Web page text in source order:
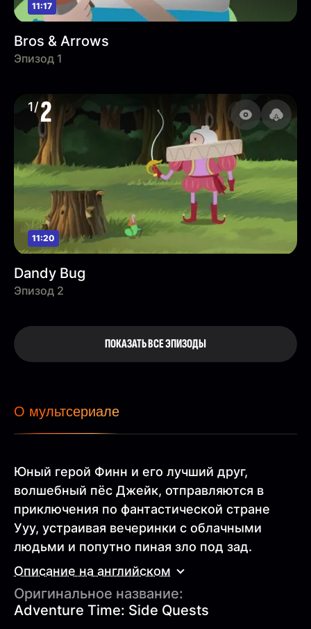
11:17
Bros & Arrows
Эпизод 1
1/2
11:20
Dandy Bug
Эпизод 2
ПОКАЗАТЬ ВСЕ ЭПИЗОДЫ
О мультсериале
Юный герой Финн и его лучший друг,
волшебный пёс Джейк, отправляются в
приключения по фантастической стране
Ууу, устраивая вечеринки с облачными
людьми и попутно пиная зло под зад.
Описание на английском
Оригинальное название:
Adventure Time: Side Quests